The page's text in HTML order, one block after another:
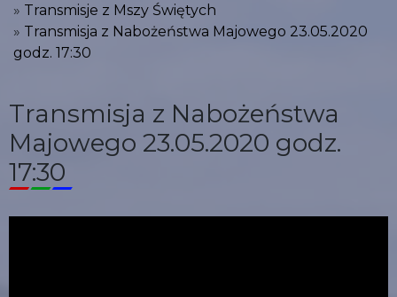
Transmisje z Mszy Świętych
Transmisja z Nabożeństwa Majowego 23.05.2020
godz. 17:30
Transmisja z Nabożeństwa
Majowego 23.05.2020 godz.
17:30